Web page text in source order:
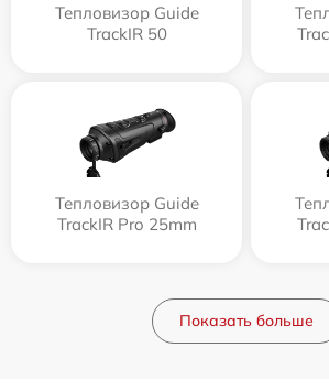
Тепловизор Guide
TrackIR 50
Тепловизор Guide
TrackIR Pro 25mm
Показать больше